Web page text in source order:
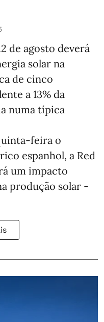
de agosto deverá
solar na
de cinco
a 13% da
numa típica
feira o
espanhol, a Red
um impacto
produção solar -